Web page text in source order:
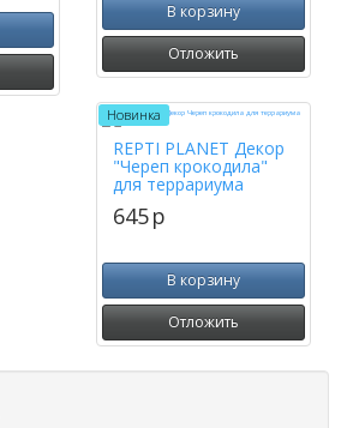
В корзину
Отложить
Новинка
REPTI PLANET Декор
"Череп крокодила"
для террариума
645p
В корзину
Отложить